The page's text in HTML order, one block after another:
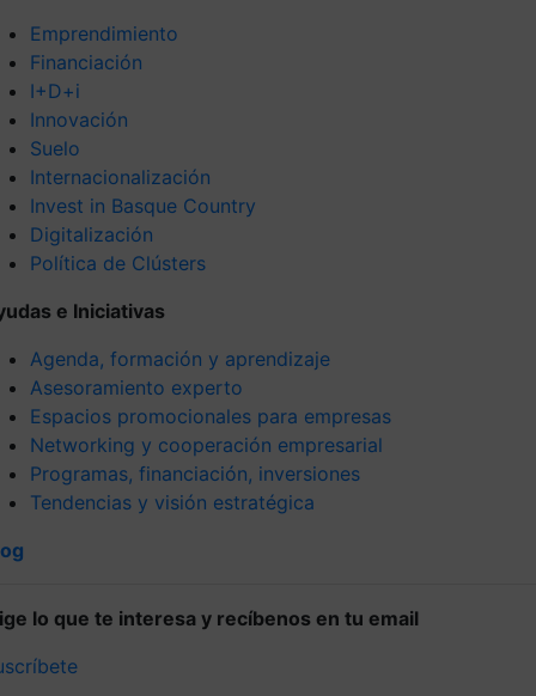
Emprendimiento
Financiación
I+D+i
Innovación
Suelo
Internacionalización
Invest in Basque Country
Digitalización
Política de Clústers
e Iniciativas
Agenda, formación y aprendizaje
Asesoramiento experto
Espacios promocionales para empresas
Networking y cooperación empresarial
Programas, financiación, inversiones
Tendencias y visión estratégica
lo que te interesa y recíbenos en tu email